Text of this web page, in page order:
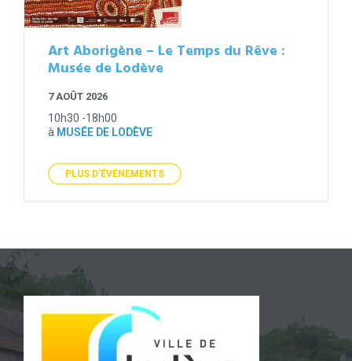
Art Aborigène – Le Temps du Rêve :
Musée de Lodève
7 AOÛT 2026
10h30 -18h00
à MUSÉE DE LODÈVE
PLUS D'ÉVÉNEMENTS